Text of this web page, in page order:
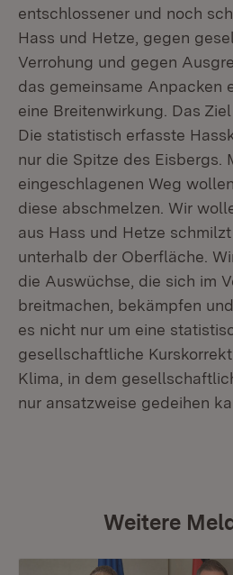
entschlossener und noch
Hass und Hetze, gegen
Verrohung und gegen
das gemeinsame Anpacken
eine Breitenwirkung. Das
Die statistisch erfasste
nur die Spitze des Eisbergs.
eingeschlagenen Weg
diese abschmelzen. Wir
aus Hass und Hetze
unterhalb der Oberfläche.
die Auswüchse, die sich im
breitmachen, bekämpfen
es nicht nur um eine
gesellschaftliche
Klima, in dem
nur ansatzweise gedeihen
Weitere